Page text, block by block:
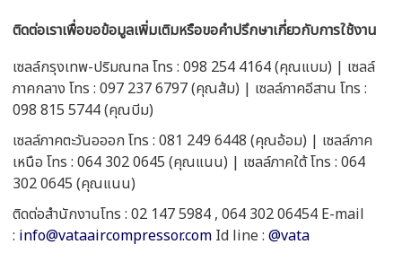
ติดต่อเราเพื่อขอข้อมูลเพิ่มเติมหรือขอคำปรึกษาเกี่ยวกับการใช้งาน
เซลล์กรุงเทพ-ปริมณทล โทร : 098 254 4164 (คุณแบม) | เซลล์
ภาคกลาง โทร : 097 237 6797 (คุณส้ม) | เซลล์ภาคอีสาน โทร :
098 815 5744 (คุณบีม)
เซลล์ภาคตะวันอออก โทร : 081 249 6448 (คุณอ้อม) | เซลล์ภาค
เหนือ โทร : 064 302 0645 (คุณแนน) | เซลล์ภาคใต้ โทร : 064
302 0645 (คุณแนน)
ติดต่อสำนักงานโทร : 02 147 5984 , 064 302 06454 E-mail
: info@vataaircompressor.com Id line :@vata